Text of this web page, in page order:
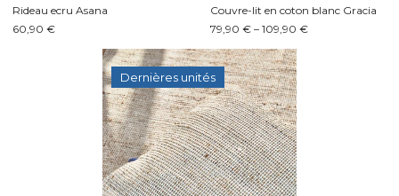
Rideau ecru Asana
60,90 €
Couvre-lit en coton blanc Gracia
79,90 € – 109,90 €
Dernières unités